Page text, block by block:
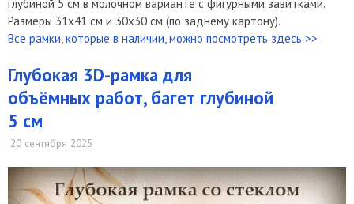
глубиной 5 см в молочном варианте с фигурными завитками.
Размеры 31х41 см и 30х30 см (по заднему картону).
Все рамки, которые в наличии, можно посмотреть здесь >>
Глубокая 3D-рамка для
объёмных работ, багет глубиной
5 см
20 сентября 2025